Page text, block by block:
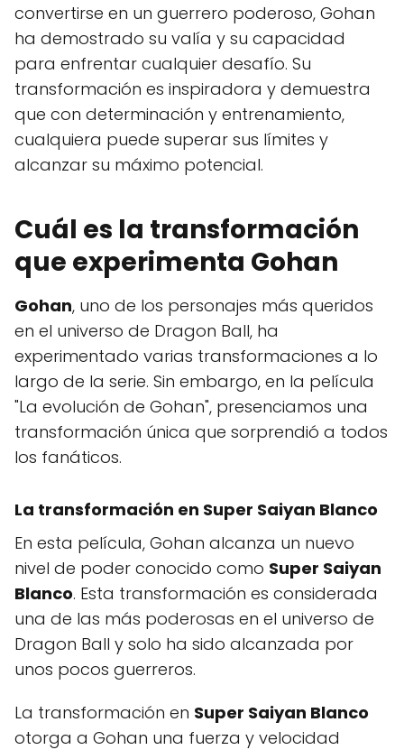
convertirse en un guerrero poderoso, Gohan
ha demostrado su valía y su capacidad
para enfrentar cualquier desafío. Su
transformación es inspiradora y demuestra
que con determinación y entrenamiento,
cualquiera puede superar sus límites y
alcanzar su máximo potencial.
Cuál es la transformación
que experimenta Gohan
Gohan, uno de los personajes más queridos
en el universo de Dragon Ball, ha
experimentado varias transformaciones a lo
largo de la serie. Sin embargo, en la película
"La evolución de Gohan", presenciamos una
transformación única que sorprendió a todos
los fanáticos.
La transformación en Super Saiyan Blanco
En esta película, Gohan alcanza un nuevo
nivel de poder conocido como Super Saiyan
Blanco. Esta transformación es considerada
una de las más poderosas en el universo de
Dragon Ball y solo ha sido alcanzada por
unos pocos guerreros.
La transformación en Super Saiyan Blanco
otorga a Gohan una fuerza y velocidad